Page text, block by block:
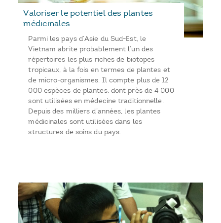
Valoriser le potentiel des plantes
médicinales
Parmi les pays d’Asie du Sud-Est, le
Vietnam abrite probablement l’un des
répertoires les plus riches de biotopes
tropicaux, à la fois en termes de plantes et
de micro-organismes. Il compte plus de 12
000 espèces de plantes, dont près de 4 000
sont utilisées en médecine traditionnelle.
Depuis des milliers d’années, les plantes
médicinales sont utilisées dans les
structures de soins du pays.